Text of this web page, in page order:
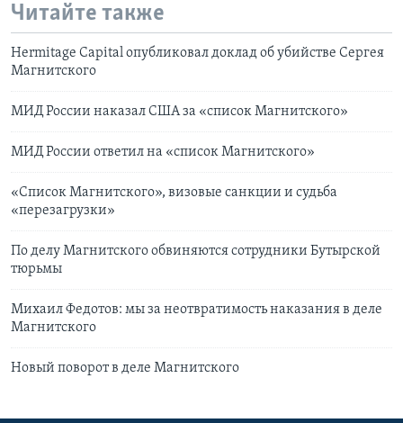
Читайте также
Hermitage Capital опубликовал доклад об убийстве Сергея
Магнитского
МИД России наказал США за «список Магнитского»
МИД России ответил на «список Магнитского»
«Список Магнитского», визовые санкции и судьба
«перезагрузки»
По делу Магнитского обвиняются сотрудники Бутырской
тюрьмы
Михаил Федотов: мы за неотвратимость наказания в деле
Магнитского
Новый поворот в деле Магнитского